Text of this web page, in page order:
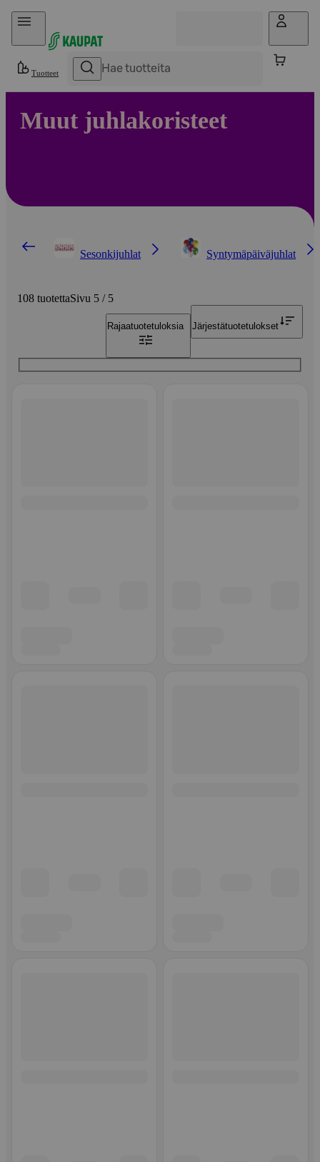
Hyppää sisältöön
Tuotteet
Muut juhlakoristeet
Sesonkijuhlat Syntymäpäiväjuhlat
108 tuotettaSivu 5 / 5
Rajaatuotetuloksia Järjestätuotetulokset